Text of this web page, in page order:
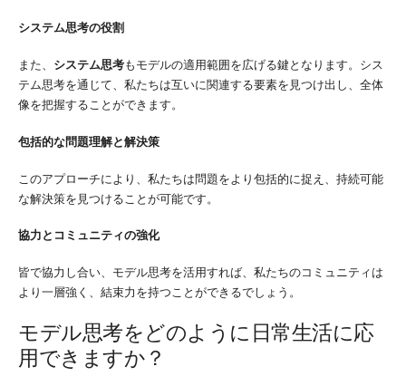
システム思考の役割
また、 システム思考もモデルの適用範囲を広げる鍵となります。シス
テム思考を通じて、私たちは互いに関連する要素を見つけ出し、全体
像を把握することができます。
包括的な問題理解と解決策
このアプローチにより、私たちは問題をより包括的に捉え、持続可能
な解決策を見つけることが可能です。
協力とコミュニティの強化
皆で協力し合い、モデル思考を活用すれば、私たちのコミュニティは
より一層強く、結束力を持つことができるでしょう。
モデル思考をどのように日常生活に応
用できますか？